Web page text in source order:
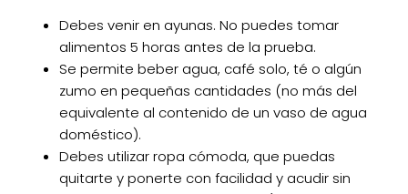
Debes venir en ayunas. No puedes tomar
alimentos 5 horas antes de la prueba.
Se permite beber agua, café solo, té o algún
zumo en pequeñas cantidades (no más del
equivalente al contenido de un vaso de agua
doméstico).
Debes utilizar ropa cómoda, que puedas
quitarte y ponerte con facilidad y acudir sin